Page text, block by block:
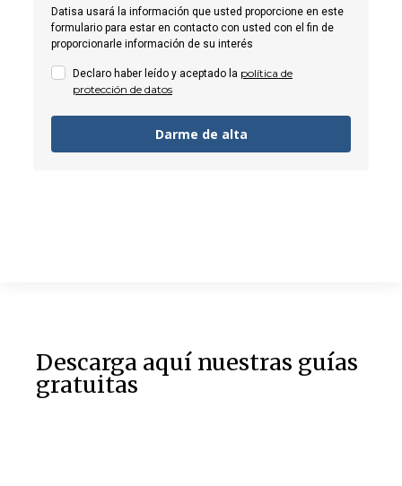
Datisa usará la información que usted proporcione en este
formulario para estar en contacto con usted con el fin de
proporcionarle información de su interés
Declaro haber leído y aceptado la política de
protección de datos
Darme de alta
Descarga aquí nuestras guías
gratuitas